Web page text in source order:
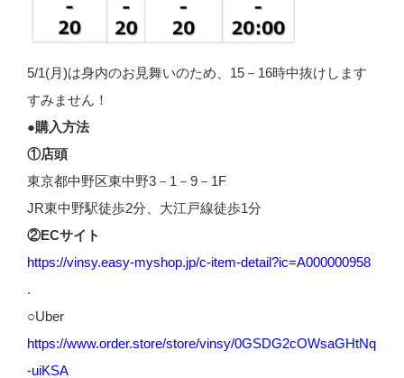
5/1(月)は身内のお見舞いのため、15－16時中抜けします
すみません！
●購入方法
①店頭
東京都中野区東中野3－1－9－1F
JR東中野駅徒歩2分、大江戸線徒歩1分
②ECサイト
https://vinsy.easy-myshop.jp/c-item-detail?ic=A000000958
.
○Uber
https://www.order.store/store/vinsy/0GSDG2cOWsaGHtNq
-uiKSA